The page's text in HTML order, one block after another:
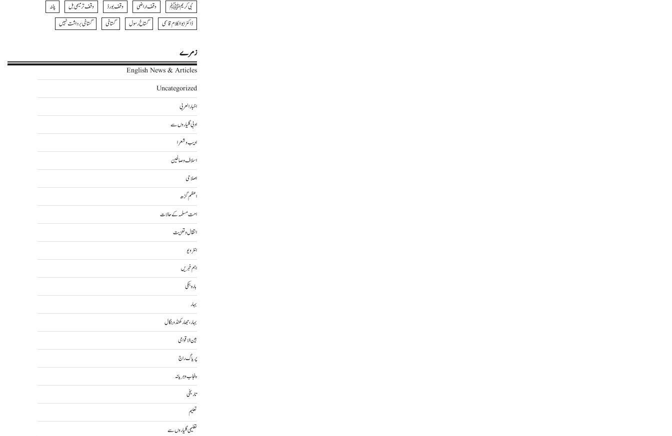
نبی کریمﷺ
وقف اراضی وقف بورڈ وقف ترمیمی بل
پٹنہ
ڈاکٹر ابوالکلام قاسمی
گستاخ رسول گستاخی گستاخی برداشت نہیں
زمرے
English News & Articles
Uncategorized
اخبار العربی
ادبی گلیاروں سے
ادیب و شعرا
اسلاف و صالحین
اصلاحی
اعظم گڑھ
امت مسلمہ کے حالات
انتقال و تعزیت
انٹرویو
اہم خبریں
بارہ بنکی
بہار
بہار، جھارکھنڈ و بنگال
بین الاقوامی
پریاگ راج
پنجاب و ہریانہ
تاریخی
تعلیم
تعلیمی گلیاروں سے